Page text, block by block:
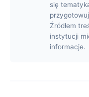
się
Źródłem
instytucji
informacje.